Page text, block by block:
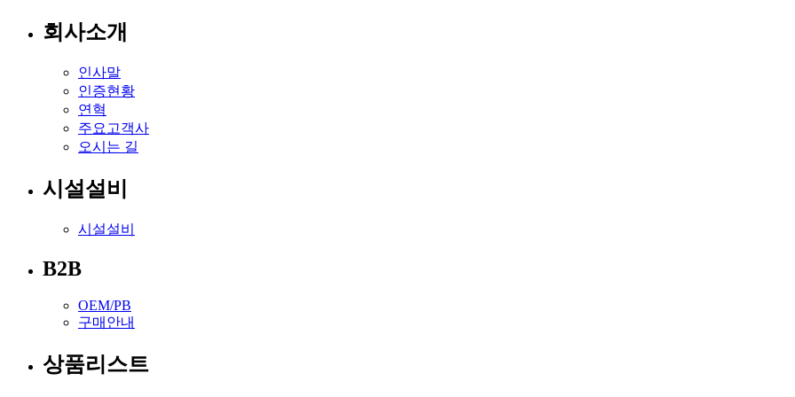
회사소개
인사말
인증현황
연혁
주요고객사
오시는 길
시설설비
시설설비
B2B
OEM/PB
구매안내
상품리스트